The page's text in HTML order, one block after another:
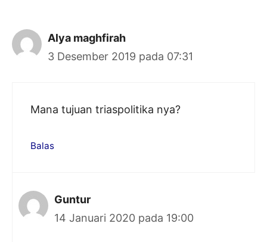
Alya maghfirah
3 Desember 2019 pada 07:31
Mana tujuan triaspolitika nya?
Balas
Guntur
14 Januari 2020 pada 19:00